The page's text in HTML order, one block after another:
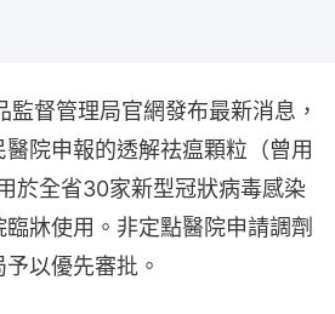
督管理局官網發布最新消息，
院申報的透解祛瘟顆粒（曾用
於全省30家新型冠狀病毒感染
牀使用。非定點醫院申請調劑
以優先審批。